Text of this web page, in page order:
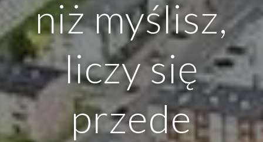
niż myślisz,
liczy się
przede